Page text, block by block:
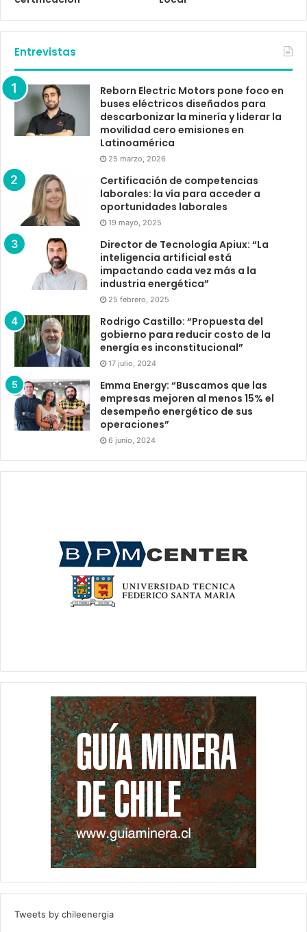
Entrevistas
Reborn Electric Motors pone foco en
buses eléctricos diseñados para
descarbonizar la minería y liderar la
movilidad cero emisiones en
Latinoamérica
25 marzo, 2026
Certificación de competencias
laborales: la vía para acceder a
oportunidades laborales
19 mayo, 2025
Director de Tecnología Apiux: “La
inteligencia artificial está
impactando cada vez más a la
industria energética”
25 febrero, 2025
Rodrigo Castillo: “Propuesta del
gobierno para reducir costo de la
energía es inconstitucional”
17 julio, 2024
Emma Energy: “Buscamos que las
empresas mejoren al menos 15% el
desempeño energético de sus
operaciones”
6 junio, 2024
Tweets by chileenergia